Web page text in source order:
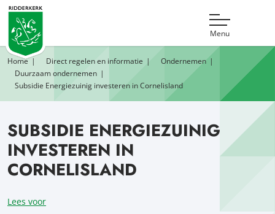
Menu
Home Direct regelen en informatie
Ondernemen
Duurzaam ondernemen
Subsidie Energiezuinig investeren in Cornelisland
SUBSIDIE ENERGIEZUINIG
INVESTEREN IN
CORNELISLAND
Lees voor